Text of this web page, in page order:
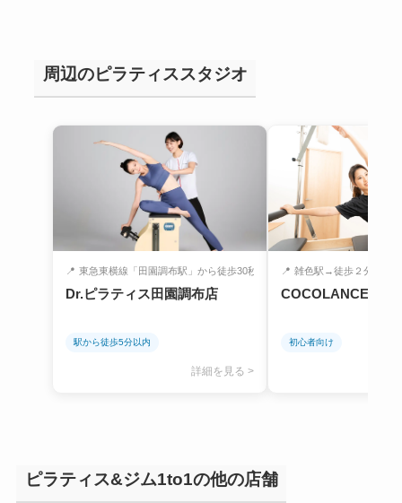
周辺のピラティススタジオ
📍 東急東横線「田園調布駅」から徒歩30秒
Dr.ピラティス田園調布店
駅から徒歩5分以内
詳細を見る >
📍 雑色駅→徒歩２分
COCOLANCE 雑色
初心者向け
ピラティス&ジム1to1の他の店舗